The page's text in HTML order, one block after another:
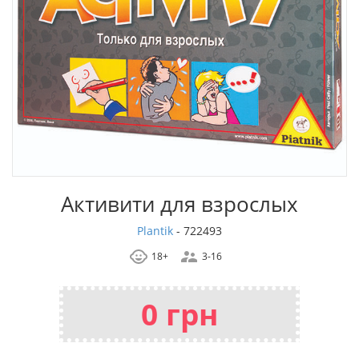
Активити для взрослых
Plantik - 722493
18+ 3-16
0 грн